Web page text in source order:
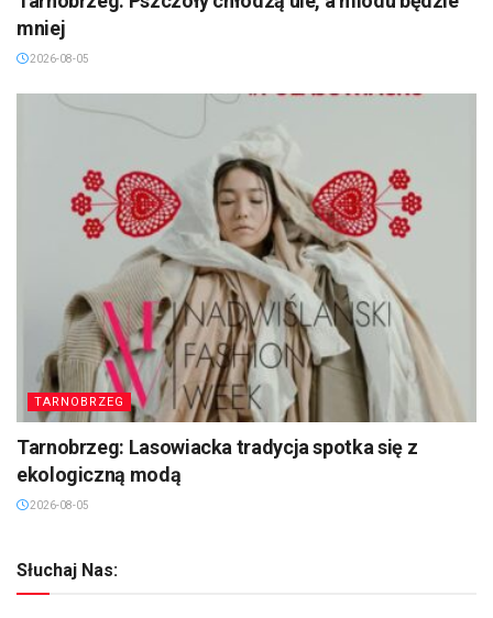
mniej
2026-08-05
TARNOBRZEG
Tarnobrzeg: Lasowiacka tradycja spotka się z
ekologiczną modą
2026-08-05
Słuchaj Nas: